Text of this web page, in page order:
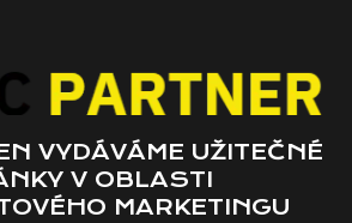
VYDÁVÁME UŽITEČNÉ
V OBLASTI
MARKETINGU